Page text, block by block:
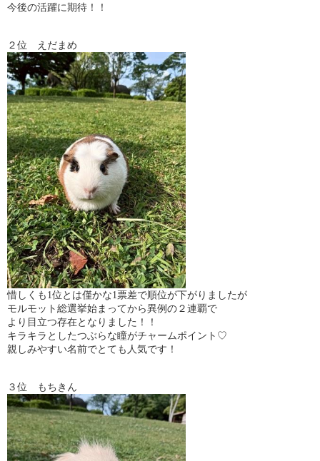
今後の活躍に期待！！
２位 えだまめ
惜しくも1位とは僅かな1票差で順位が下がりましたが
モルモット総選挙始まってから異例の２連覇で
より目立つ存在となりました！！
キラキラとしたつぶらな瞳がチャームポイント♡
親しみやすい名前でとても人気です！
３位 もちきん